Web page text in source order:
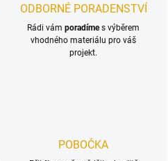
ODBORNÉ PORADENSTVÍ
Rádi vám poradímes výběrem
vhodného materiálu pro váš
projekt.
POBOČKA